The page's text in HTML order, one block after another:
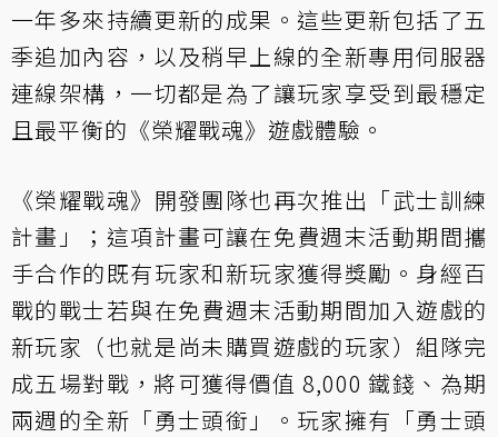
一年多來持續更新的成果。這些更新包括了五
季追加內容，以及稍早上線的全新專用伺服器
連線架構，一切都是為了讓玩家享受到最穩定
且最平衡的《榮耀戰魂》遊戲體驗。
《榮耀戰魂》開發團隊也再次推出「武士訓練
計畫」；這項計畫可讓在免費週末活動期間攜
手合作的既有玩家和新玩家獲得獎勵。身經百
戰的戰士若與在免費週末活動期間加入遊戲的
新玩家（也就是尚未購買遊戲的玩家）組隊完
成五場對戰，將可獲得價值 8,000 鐵錢、為期
兩週的全新「勇士頭銜」。玩家擁有「勇士頭